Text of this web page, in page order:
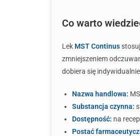
Co warto
Lek MST Continus
zmniejszeniem
dobiera się
Nazwa handlowa:
Substancja czynna:
Dostępność: na
Postać